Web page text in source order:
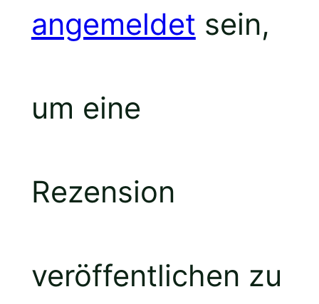
angemeldet sein,
um eine
Rezension
veröffentlichen zu